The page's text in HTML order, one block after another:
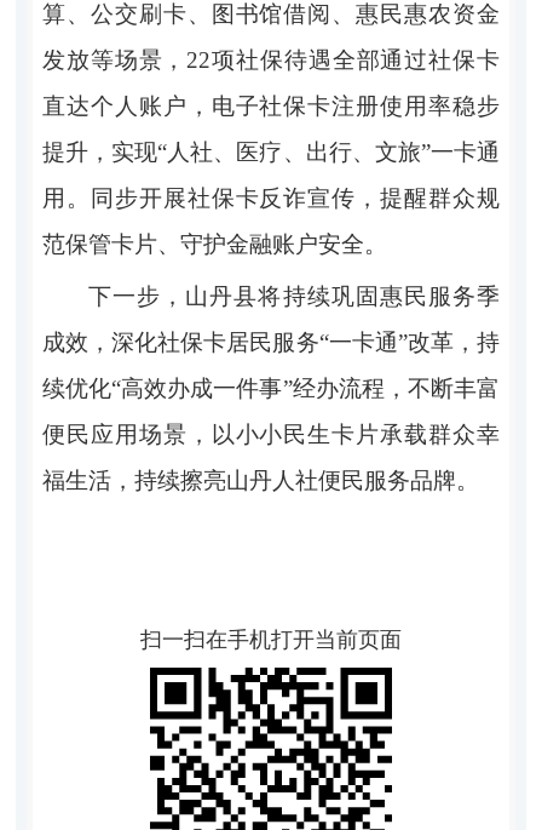
算、公交刷卡、图书馆借阅、惠民惠农资金
发放等场景，22项社保待遇全部通过社保卡
直达个人账户，电子社保卡注册使用率稳步
提升，实现“人社、医疗、出行、文旅”一卡通
用。同步开展社保卡反诈宣传，提醒群众规
范保管卡片、守护金融账户安全。
下一步，山丹县将持续巩固惠民服务季
成效，深化社保卡居民服务“一卡通”改革，持
续优化“高效办成一件事”经办流程，不断丰富
便民应用场景，以小小民生卡片承载群众幸
福生活，持续擦亮山丹人社便民服务品牌。
扫一扫在手机打开当前页面